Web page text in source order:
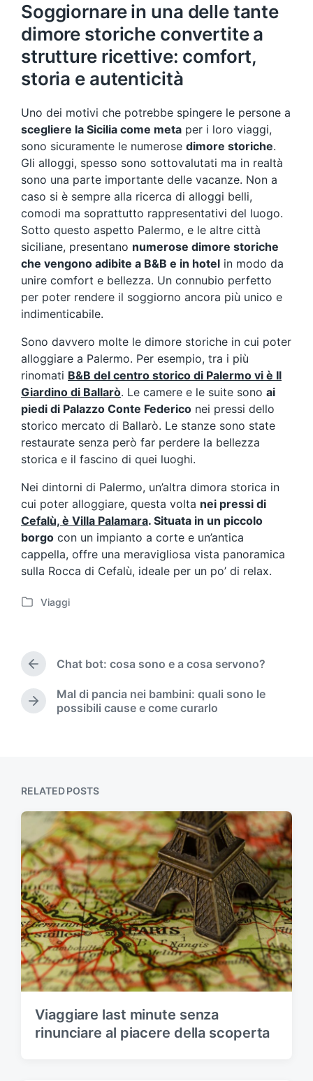
Soggiornare in una delle tante
dimore storiche convertite a
strutture ricettive: comfort,
storia e autenticità
Uno dei motivi che potrebbe spingere le persone a
scegliere la Sicilia come meta per i loro viaggi,
sono sicuramente le numerose dimore storiche.
Gli alloggi, spesso sono sottovalutati ma in realtà
sono una parte importante delle vacanze. Non a
caso si è sempre alla ricerca di alloggi belli,
comodi ma soprattutto rappresentativi del luogo.
Sotto questo aspetto Palermo, e le altre città
siciliane, presentano numerose dimore storiche
che vengono adibite a B&B e in hotel in modo da
unire comfort e bellezza. Un connubio perfetto
per poter rendere il soggiorno ancora più unico e
indimenticabile.
Sono davvero molte le dimore storiche in cui poter
alloggiare a Palermo. Per esempio, tra i più
rinomati B&B del centro storico di Palermo vi è Il
Giardino di Ballarò. Le camere e le suite sono ai
piedi di Palazzo Conte Federico nei pressi dello
storico mercato di Ballarò. Le stanze sono state
restaurate senza però far perdere la bellezza
storica e il fascino di quei luoghi.
Nei dintorni di Palermo, un’altra dimora storica in
cui poter alloggiare, questa volta nei pressi di
Cefalù, è Villa Palamara. Situata in un piccolo
borgo con un impianto a corte e un’antica
cappella, offre una meravigliosa vista panoramica
sulla Rocca di Cefalù, ideale per un po’ di relax.
P
e
i
n
Viaggi
P
e
v
o
s
:
Chat bot: cosa sono e a cosa servono?
N
s
:
Mal di pancia nei bambini: quali sono le
possibili cause e come curarlo
RELATED POSTS
Viaggiare last minute senza
rinunciare al piacere della scoperta